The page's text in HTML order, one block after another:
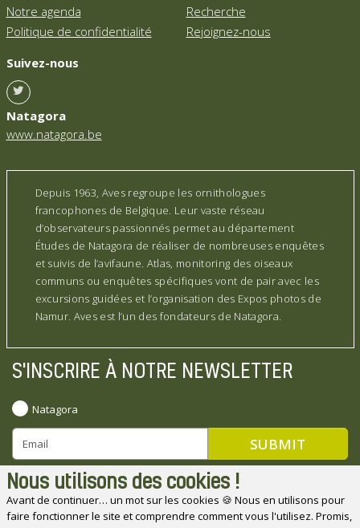
Nous utilisons des cookies !
Avant de continuer… un mot sur les cookies 🍪 Nous en utilisons pour
faire fonctionner le site et comprendre comment vous l'utilisez. Promis,
Notre agenda
Politique de confidentialité
Recherche
Rejoignez-nous
Suivez-nous
Natagora
www.natagora.be
Depuis 1963, Aves regroupe les ornithologues
francophones de Belgique. Leur vaste réseau
d’observateurs passionnés permet au département
Études de Natagora de réaliser de nombreuses enquêtes
et suivis de l’avifaune. Atlas, monitoring des oiseaux
communs ou enquêtes spécifiques vont de pair avec les
excursions guidées et l’organisation des Expos photos de
Namur. Aves est l’un des fondateurs de Natagora.
S'INSCRIRE À NOTRE NEWSLETTER
Natagora
Natagora souhaite remercier ses partenaires